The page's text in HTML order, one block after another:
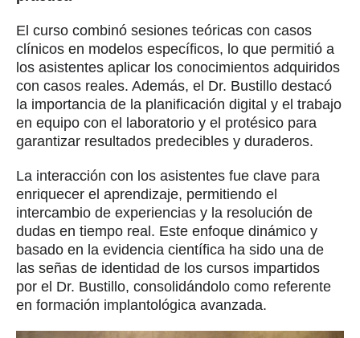
El curso combinó sesiones teóricas con casos
clínicos en modelos específicos, lo que permitió a
los asistentes aplicar los conocimientos adquiridos
con casos reales. Además, el Dr. Bustillo destacó
la importancia de la planificación digital y el trabajo
en equipo con el laboratorio y el protésico para
garantizar resultados predecibles y duraderos.
La interacción con los asistentes fue clave para
enriquecer el aprendizaje, permitiendo el
intercambio de experiencias y la resolución de
dudas en tiempo real. Este enfoque dinámico y
basado en la evidencia científica ha sido una de
las señas de identidad de los cursos impartidos
por el Dr. Bustillo, consolidándolo como referente
en formación implantológica avanzada.